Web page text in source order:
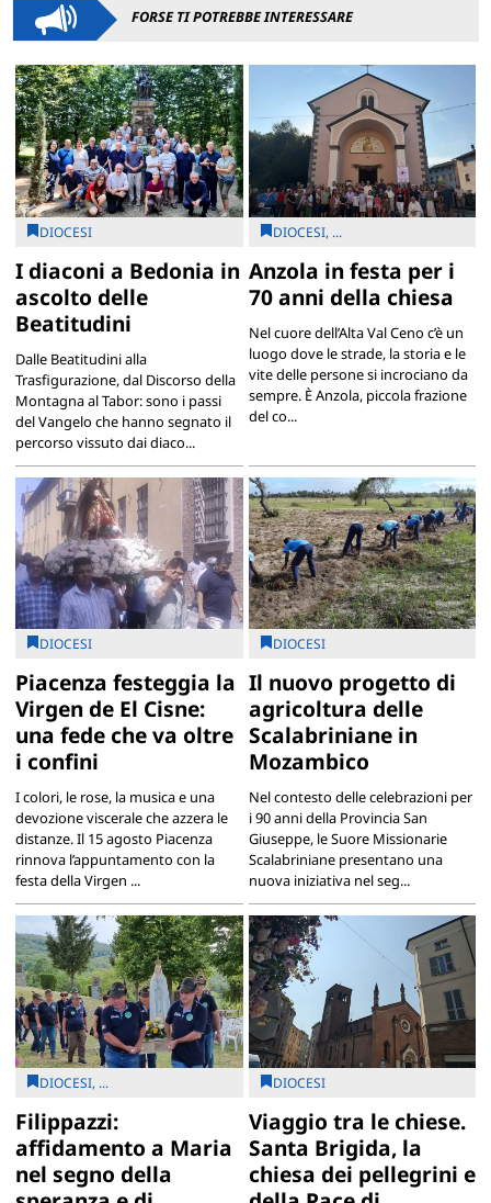
FORSE TI POTREBBE INTERESSARE
DIOCESI
I diaconi a Bedonia in
ascolto delle
Beatitudini
Dalle Beatitudini alla
Trasfigurazione, dal Discorso della
Montagna al Tabor: sono i passi
del Vangelo che hanno segnato il
percorso vissuto dai diaco...
DIOCESI, ...
Anzola in festa per i
70 anni della chiesa
Nel cuore dell’Alta Val Ceno c’è un
luogo dove le strade, la storia e le
vite delle persone si incrociano da
sempre. È Anzola, piccola frazione
del co...
DIOCESI
Piacenza festeggia la
Virgen de El Cisne:
una fede che va oltre
i confini
I colori, le rose, la musica e una
devozione viscerale che azzera le
distanze. Il 15 agosto Piacenza
rinnova l’appuntamento con la
festa della Virgen ...
DIOCESI
Il nuovo progetto di
agricoltura delle
Scalabriniane in
Mozambico
Nel contesto delle celebrazioni per
i 90 anni della Provincia San
Giuseppe, le Suore Missionarie
Scalabriniane presentano una
nuova iniziativa nel seg...
DIOCESI, ...
Filippazzi:
affidamento a Maria
nel segno della
DIOCESI
Viaggio tra le chiese.
Santa Brigida, la
chiesa dei pellegrini e